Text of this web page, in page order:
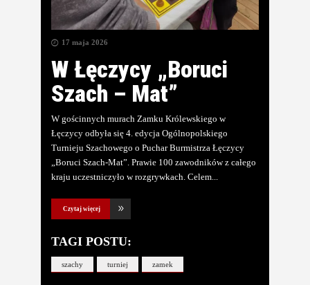
17 maja 2026
W Łęczycy „Boruci
Szach – Mat”
W gościnnych murach Zamku Królewskiego w
Łęczycy odbyła się 4. edycja Ogólnopolskiego
Turnieju Szachowego o Puchar Burmistrza Łęczycy
„Boruci Szach-Mat”. Prawie 100 zawodników z całego
kraju uczestniczyło w rozgrywkach. Celem
Czytaj więcej
TAGI POSTU:
szachy turniej zamek